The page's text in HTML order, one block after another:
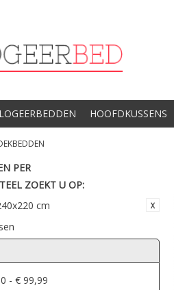
LOGEERBEDDEN HOOFDKUSSENS
PER
ZOEKT U OP:
cm
- € 99,99